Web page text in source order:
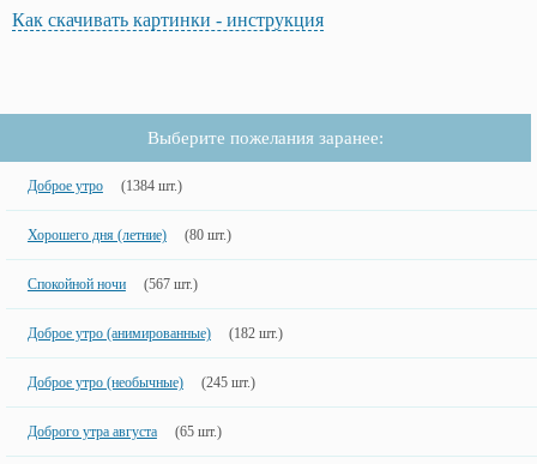
Как скачивать картинки - инструкция
Выберите пожелания заранее:
Доброе утро (1384 шт.)
Хорошего дня (летние) (80 шт.)
Спокойной ночи (567 шт.)
Доброе утро (анимированные) (182 шт.)
Доброе утро (необычные) (245 шт.)
Доброго утра августа (65 шт.)